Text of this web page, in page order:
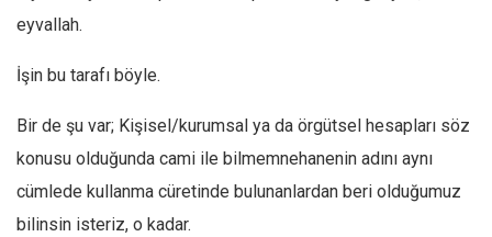
eyvallah.
İşin bu tarafı böyle.
Bir de şu var; Kişisel/kurumsal ya da örgütsel hesapları söz
konusu olduğunda cami ile bilmemnehanenin adını aynı
cümlede kullanma cüretinde bulunanlardan beri olduğumuz
bilinsin isteriz, o kadar.